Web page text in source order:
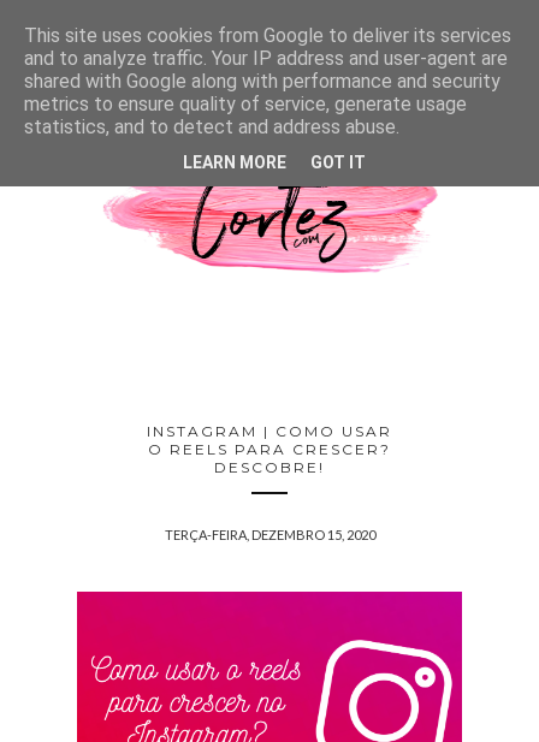
INSTAGRAM | COMO USAR
O REELS PARA CRESCER?
DESCOBRE!
TERÇA-FEIRA, DEZEMBRO 15, 2020
This site uses cookies from Google to deliver its services
and to analyze traffic. Your IP address and user-agent are
shared with Google along with performance and security
metrics to ensure quality of service, generate usage
statistics, and to detect and address abuse.
LEARN MORE GOT IT